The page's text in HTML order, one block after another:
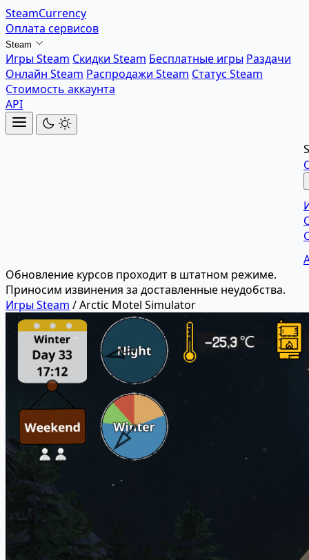
SteamCurrency
Оплата сервисов
Steam
Игры Steam Скидки Steam Бесплатные игры Раздачи
Онлайн Steam Распродажи Steam Статус Steam
Стоимость аккаунта
API
Обновление курсов проходит в штатном режиме.
Приносим извинения за доставленные неудобства.
Игры Steam /Arctic Motel Simulator